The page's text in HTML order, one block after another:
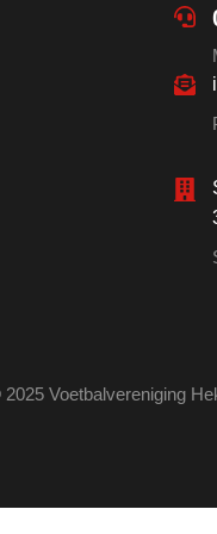
Voetbalvereniging